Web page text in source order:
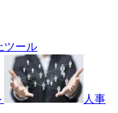
ツール
人事